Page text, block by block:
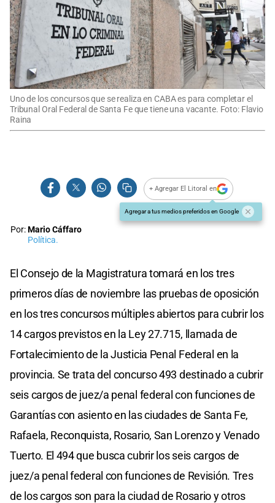
Uno de los concursos que se realiza en CABA es para completar el
Tribunal Oral Federal de Santa Fe que tiene una vacante. Foto: Flavio
Raina
+ Agregar El Litoral en
Agregar a tus medios preferidos en Google
Por:Mario Cáffaro
Política.
El Consejo de la Magistratura tomará en los tres
primeros días de noviembre las pruebas de oposición
en los tres concursos múltiples abiertos para cubrir los
14 cargos previstos en la Ley 27.715, llamada de
Fortalecimiento de la Justicia Penal Federal en la
provincia. Se trata del concurso 493 destinado a cubrir
seis cargos de juez/a penal federal con funciones de
Garantías con asiento en las ciudades de Santa Fe,
Rafaela, Reconquista, Rosario, San Lorenzo y Venado
Tuerto. El 494 que busca cubrir los seis cargos de
juez/a penal federal con funciones de Revisión. Tres
de los cargos son para la ciudad de Rosario y otros